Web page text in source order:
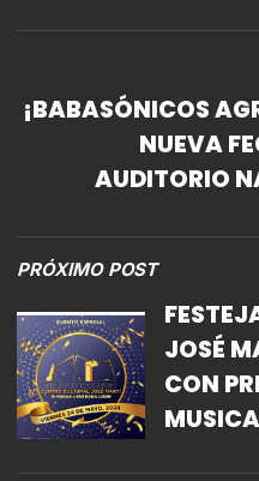
¡BABASÓNICOS
NUEVA
AUDITORIO
PRÓXIMO POST
JOSÉ
CON